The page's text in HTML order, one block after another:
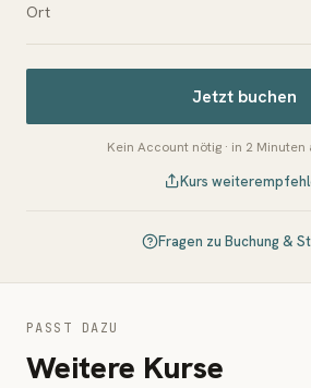
Ort
Jetzt buchen
Kein Account nötig · in 2
Kurs
Fragen zu Buchung &
PASST DAZU
Weitere Kurse